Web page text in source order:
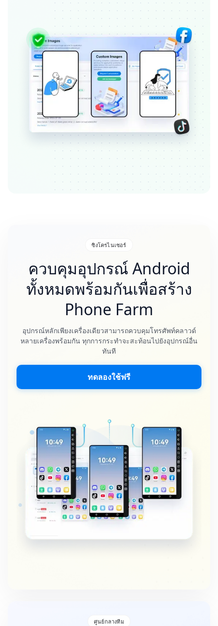
ซิงโครไนเซอร์
ควบคุมอุปกรณ์ Android
ทั้งหมดพร้อมกันเพื่อสร้าง
Phone Farm
อุปกรณ์หลักเพียงเครื่องเดียวสามารถควบคุมโทรศัพท์คลาวด์
หลายเครื่องพร้อมกัน ทุกการกระทำจะสะท้อนไปยังอุปกรณ์อื่น
ทันที
ทดลองใช้ฟรี
ศูนย์กลางทีม